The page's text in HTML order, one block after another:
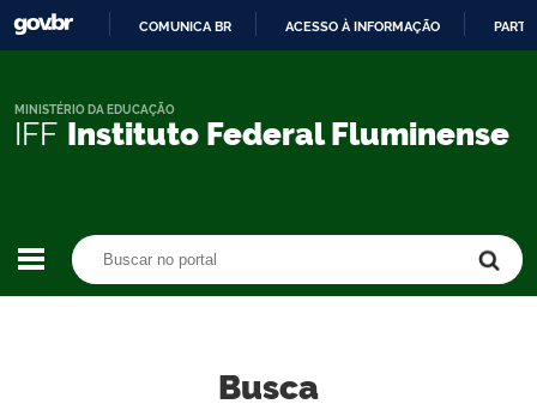
CONTEÚDO
COMUNICA BR ACESSO À INFORMAÇÃO
IFF Instituto Federal Fluminense
MINISTÉRIO DA EDUCAÇÃO
Busca